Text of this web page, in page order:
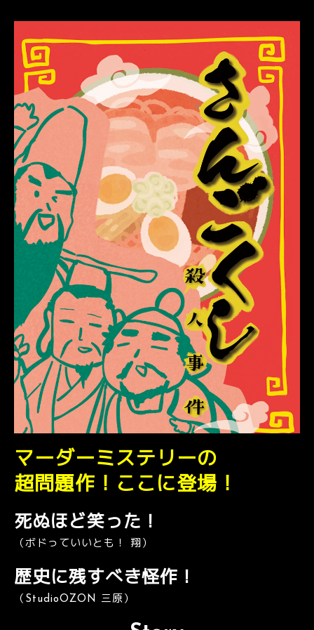
マーダーミステリーの
超問題作！ここに登場！
死ぬほど笑った！
（ボドっていいとも！ 翔）
歴史に残すべき怪作！
（StudioOZON 三原）